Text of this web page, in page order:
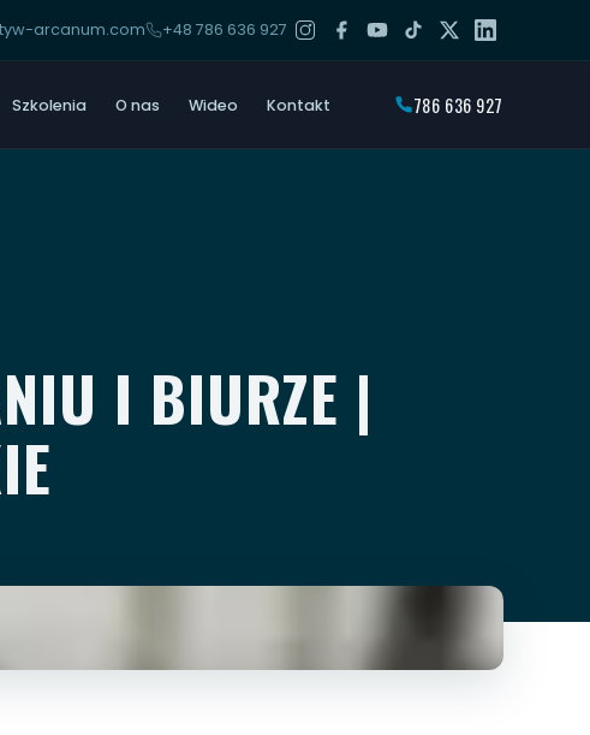
arcanum.com +48 786 636 927
Szkolenia O nas Wideo Kontakt 786 636 927
I BIURZE |